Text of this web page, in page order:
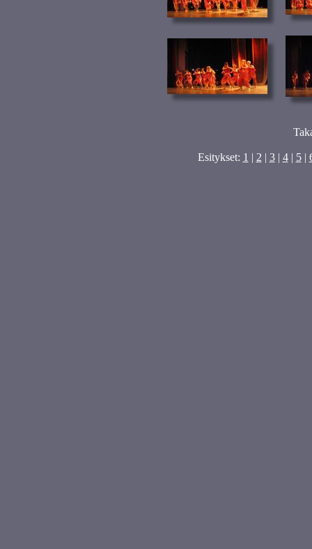
Esitykset: 1 | 2 | 3| 4| 5|